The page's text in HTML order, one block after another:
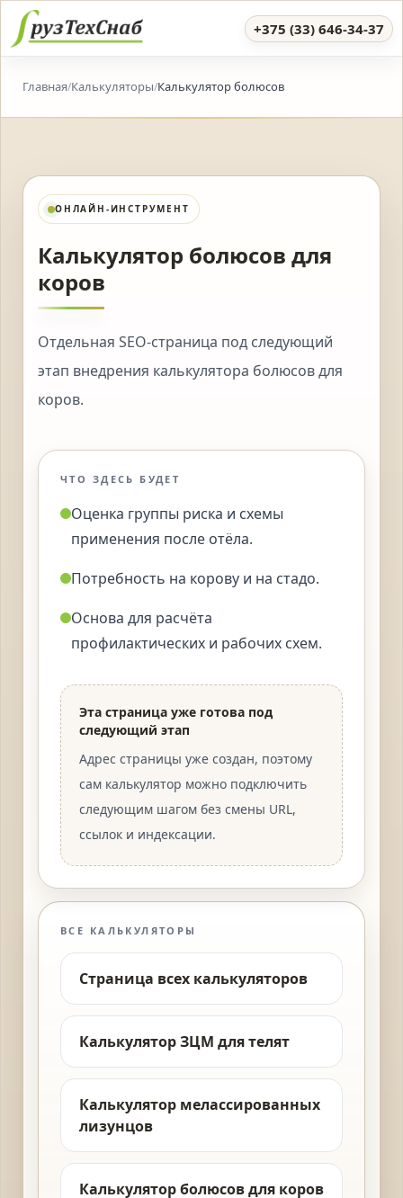
+375 (33) 646-34-37
Главная/Калькуляторы/Калькулятор болюсов
ОНЛАЙН-ИНСТРУМЕНТ
Калькулятор болюсов для
коров
Отдельная SEO-страница под следующий
этап внедрения калькулятора болюсов для
коров.
ЧТО ЗДЕСЬ БУДЕТ
Оценка группы риска и схемы
применения после отёла.
Потребность на корову и на стадо.
Основа для расчёта
профилактических и рабочих схем.
Эта страница уже готова под
следующий этап
Адрес страницы уже создан, поэтому
сам калькулятор можно подключить
следующим шагом без смены URL,
ссылок и индексации.
ВСЕ КАЛЬКУЛЯТОРЫ
Страница всех калькуляторов
Калькулятор ЗЦМ для телят
Калькулятор мелассированных
лизунцов
Калькулятор болюсов для коров